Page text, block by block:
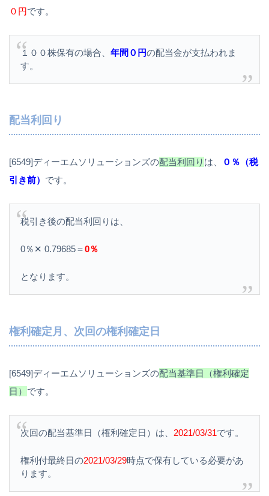
０円です。
１００株保有の場合、 年間０円の配当金が支払われま
す。
配当利回り
[6549]ディーエムソリューションズの配当利回り は、
０％（税
引き前） です。
税引き後の配当利回りは、
0％✕ 0.79685＝0％
となります。
権利確定月、次回の権利確定日
[6549]ディーエムソリューションズの配当基準日（権利確定
日） です。
次回の配当基準日（権利確定日）は、 2021/03/31です。
権利付最終日の2021/03/29時点で保有している必要があ
ります。